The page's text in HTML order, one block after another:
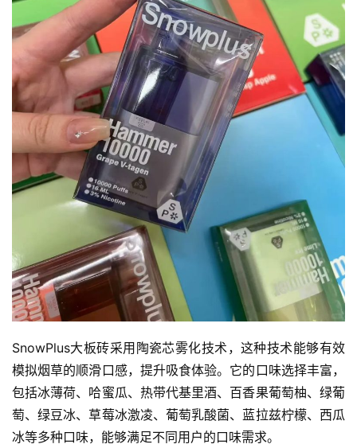
SnowPlus大板砖采用陶瓷芯雾化技术，这种技术能够有效
模拟烟草的顺滑口感，提升吸食体验。它的口味选择丰富，
包括冰薄荷、哈蜜瓜、热带代基里酒、百香果葡萄柚、绿葡
萄、绿豆冰、草莓冰激凌、葡萄乳酸菌、蓝拉兹柠檬、西瓜
冰等多种口味，能够满足不同用户的口味需求。